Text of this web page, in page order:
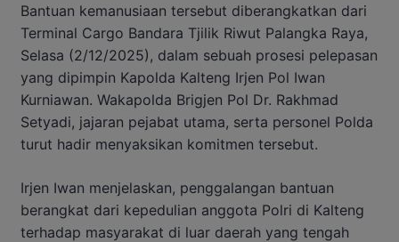
Bantuan kemanusiaan tersebut diberangkatkan dari
Terminal Cargo Bandara Tjilik Riwut Palangka Raya,
Selasa (2/12/2025), dalam sebuah prosesi pelepasan
yang dipimpin Kapolda Kalteng Irjen Pol Iwan
Kurniawan. Wakapolda Brigjen Pol Dr. Rakhmad
Setyadi, jajaran pejabat utama, serta personel Polda
turut hadir menyaksikan komitmen tersebut.
Irjen Iwan menjelaskan, penggalangan bantuan
berangkat dari kepedulian anggota Polri di Kalteng
terhadap masyarakat di luar daerah yang tengah